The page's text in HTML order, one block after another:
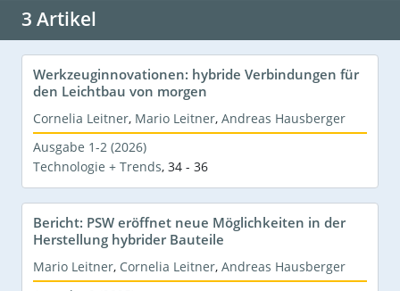
3 Artikel
Werkzeuginnovationen: hybride Verbindungen für
den Leichtbau von morgen
Cornelia Leitner, Mario Leitner, Andreas Hausberger
Ausgabe 1-2 (2026)
Technologie + Trends, 34 - 36
Bericht: PSW eröffnet neue Möglichkeiten in der
Herstellung hybrider Bauteile
Mario Leitner, Cornelia Leitner, Andreas Hausberger